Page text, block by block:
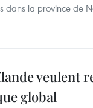
dans la province de
veulent
global